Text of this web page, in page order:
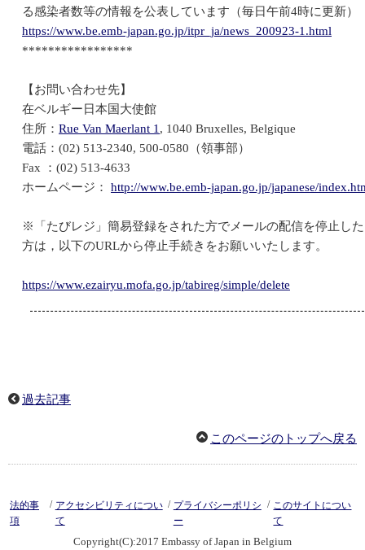
る感染者数等の情報を公表しています（毎日午前4時に更新）
https://www.be.emb-japan.go.jp/itpr_ja/news_200923-1.html
*****************
【お問い合わせ先】
在ベルギー日本国大使館
住所： Rue Van Maerlant 1, 1040 Bruxelles, Belgique
電話：(02) 513-2340, 500-0580（領事部）
Fax ：(02) 513-4633
ホームページ： http://www.be.emb-japan.go.jp/japanese/
※「たびレジ」簡易登録をされた方でメールの配信を停止し
方は，以下のURLから停止手続きをお願いいたします。
https://www.ezairyu.mofa.go.jp/tabireg/simple/delete
過去記事
このページのトップへ戻る
法的事
項
/ アクセシビリティについ
て
/ プライバシーポリシ
ー
/ このサイトについ
て
Copyright(C):2017 Embassy of Japan in Belgium